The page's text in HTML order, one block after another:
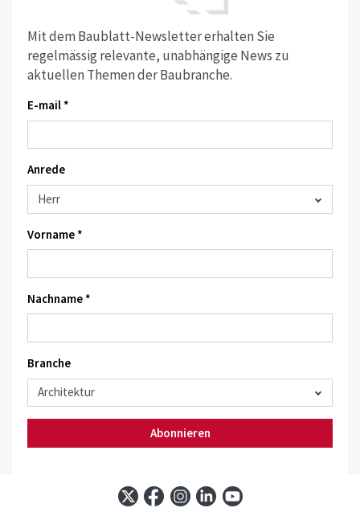
Mit dem Baublatt-Newsletter erhalten Sie
regelmässig relevante, unabhängige News zu
aktuellen Themen der Baubranche.
E-mail *
Anrede
Vorname *
Nachname *
Branche
Abonnieren